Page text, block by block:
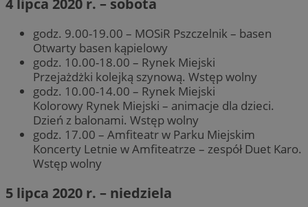
4 lipca 2020 r. – sobota
godz. 9.00-19.00 – MOSiR Pszczelnik – basen
Otwarty basen kąpielowy
godz. 10.00-18.00 – Rynek Miejski
Przejażdżki kolejką szynową. Wstęp wolny
godz. 10.00-14.00 – Rynek Miejski
Kolorowy Rynek Miejski – animacje dla dzieci.
Dzień z balonami. Wstęp wolny
godz. 17.00 – Amfiteatr w Parku Miejskim
Koncerty Letnie w Amfiteatrze – zespół Duet Karo.
Wstęp wolny
5 lipca 2020 r. – niedziela